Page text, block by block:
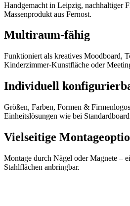
Handgemacht in Leipzig, nachhaltiger
Massenprodukt aus Fernost.
Multiraum-fähig
Funktioniert als kreatives Moodboard,
Kinderzimmer-Kunstfläche oder
Individuell
Größen, Farben, Formen &
Einheitslösungen wie bei
Vielseitige
Montage durch Nägel oder Magnete –
Stahlflächen anbringbar.